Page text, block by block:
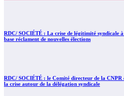
RDC/ SOCIÉTÉ : La crise de légitimité syndicale
base réclament de nouvelles élections
RDC/ SOCIÉTÉ : le Comité directeur de la CNPR
la crise autour de la délégation syndicale